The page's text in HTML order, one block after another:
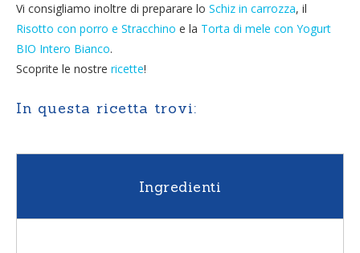
Vi consigliamo inoltre di preparare lo Schiz in carrozza, il
Risotto con porro e Stracchino e la Torta di mele con Yogurt
BIO Intero Bianco.
Scoprite le nostre ricette!
In questa ricetta trovi:
Ingredienti